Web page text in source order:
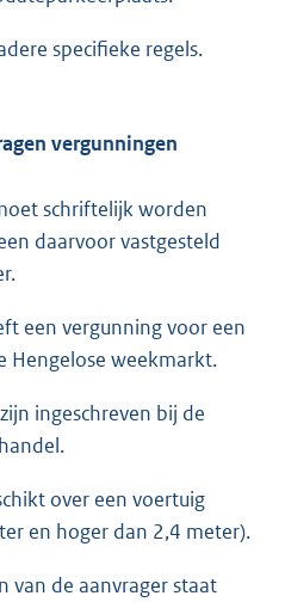
specifieke regels.
vergunningen
schriftelijk worden
daarvoor vastgesteld
een vergunning voor een
Hengelose weekmarkt.
ingeschreven bij de
over een voertuig
en hoger dan 2,4 meter).
van de aanvrager staat